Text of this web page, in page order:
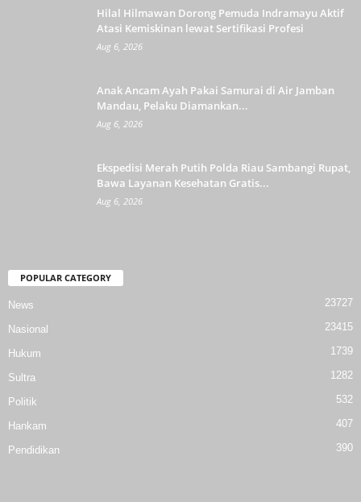
Hilal Hilmawan Dorong Pemuda Indramayu Aktif
Atasi Kemiskinan lewat Sertifikasi Profesi
Aug 6, 2026
Anak Ancam Ayah Pakai Samurai di Air Jamban
Mandau, Pelaku Diamankan...
Aug 6, 2026
Ekspedisi Merah Putih Polda Riau Sambangi Rupat,
Bawa Layanan Kesehatan Gratis...
Aug 6, 2026
POPULAR CATEGORY
News 23727
Nasional 23415
Hukum 1739
Sultra 1282
Politik 532
Hankam 407
Pendidikan 390